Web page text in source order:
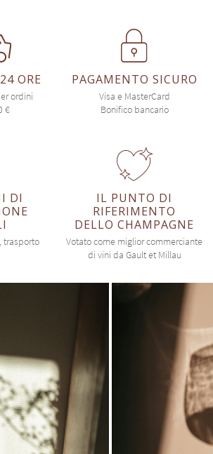
ORE
ordini
€
PAGAMENTO SICURO
Visa e MasterCard
Bonifico bancario
DI
trasporto
IL PUNTO DI
RIFERIMENTO
DELLO CHAMPAGNE
Votato come miglior commerciante
di vini da Gault et Millau